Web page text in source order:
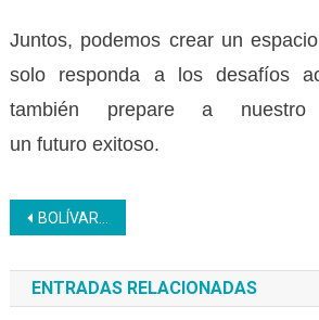
Juntos, podemos crear un
solo responda a los desafíos
también prepare a nuestro
un futuro exitoso.
Navegación
de
entradas
BOLÍVAR | 260 recreadores se capacitan en el perfil de Auxiliar de Recreación
ENTRADAS RELACIONADAS